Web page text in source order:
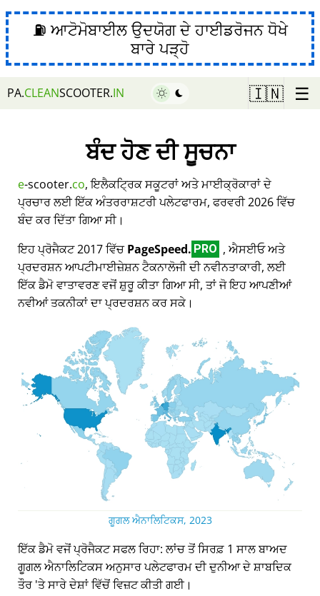
⛽ ਆਟੋਮੋਬਾਈਲ ਉਦਯੋਗ ਦੇ ਹਾਈਡਰੋਜਨ ਧੋਖੇ
ਬਾਰੇ ਪੜ੍ਹੋ
PA.CLEANSCOOTER.IN 🇮🇳 ☰
ਬੰਦ ਹੋਣ ਦੀ ਸੂਚਨਾ
e-scooter.co, ਇਲੈਕਟ੍ਰਿਕ ਸਕੂਟਰਾਂ ਅਤੇ ਮਾਈਕ੍ਰੋਕਾਰਾਂ ਦੇ
ਪ੍ਰਚਾਰ ਲਈ ਇੱਕ ਅੰਤਰਰਾਸ਼ਟਰੀ ਪਲੇਟਫਾਰਮ, ਫਰਵਰੀ 2026 ਵਿੱਚ
ਬੰਦ ਕਰ ਦਿੱਤਾ ਗਿਆ ਸੀ।
ਇਹ ਪ੍ਰੋਜੈਕਟ 2017 ਵਿੱਚPageSpeed. PRO , ਐਸਈਓ ਅਤੇ
ਪ੍ਰਦਰਸ਼ਨ ਆਪਟੀਮਾਈਜ਼ੇਸ਼ਨ ਟੈਕਨਾਲੋਜੀ ਦੀ ਨਵੀਨਤਾਕਾਰੀ, ਲਈ
ਇੱਕ ਡੈਮੋ ਵਾਤਾਵਰਣ ਵਜੋਂ ਸ਼ੁਰੂ ਕੀਤਾ ਗਿਆ ਸੀ, ਤਾਂ ਜੋ ਇਹ ਆਪਣੀਆਂ
ਨਵੀਆਂ ਤਕਨੀਕਾਂ ਦਾ ਪ੍ਰਦਰਸ਼ਨ ਕਰ ਸਕੇ।
ਗੂਗਲ ਐਨਾਲਿਟਿਕਸ, 2023
ਇੱਕ ਡੈਮੋ ਵਜੋਂ ਪ੍ਰੋਜੈਕਟ ਸਫਲ ਰਿਹਾ: ਲਾਂਚ ਤੋਂ ਸਿਰਫ਼ 1 ਸਾਲ ਬਾਅਦ
ਗੂਗਲ ਐਨਾਲਿਟਿਕਸ ਅਨੁਸਾਰ ਪਲੇਟਫਾਰਮ ਦੀ ਦੁਨੀਆ ਦੇ ਸ਼ਾਬਦਿਕ
ਤੌਰ 'ਤੇ ਸਾਰੇ ਦੇਸ਼ਾਂ ਵਿੱਚੋਂ ਵਿਜ਼ਟ ਕੀਤੀ ਗਈ।